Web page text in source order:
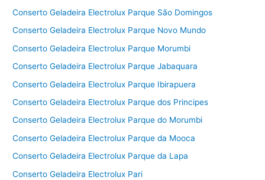
Conserto Geladeira Electrolux Parque São Domingos
Conserto Geladeira Electrolux Parque Novo Mundo
Conserto Geladeira Electrolux Parque Morumbi
Conserto Geladeira Electrolux Parque Jabaquara
Conserto Geladeira Electrolux Parque Ibirapuera
Conserto Geladeira Electrolux Parque dos Principes
Conserto Geladeira Electrolux Parque do Morumbi
Conserto Geladeira Electrolux Parque da Mooca
Conserto Geladeira Electrolux Parque da Lapa
Conserto Geladeira Electrolux Pari